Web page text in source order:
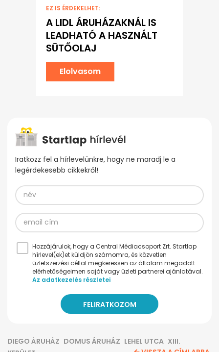
EZ IS ÉRDEKELHET:
A LIDL ÁRUHÁZAKNÁL IS
LEADHATÓ A HASZNÁLT
SÜTŐOLAJ
Elolvasom
Iratkozz fel a hírlevelünkre, hogy ne maradj le a
legérdekesebb cikkekről!
Hozzájárulok, hogy a Central Médiacsoport Zrt. Startlap
hírlevel(ek)et küldjön számomra, és közvetlen
üzletszerzési céllal megkeressen az általam megadott
elérhetőségeimen saját vagy üzleti partnerei ajánlatával.
Az adatkezelés részletei
DIEGO ÁRUHÁZ DOMUS ÁRUHÁZ LEHEL UTCA XIII.